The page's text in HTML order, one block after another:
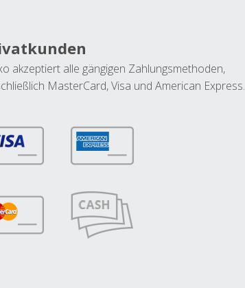
akzeptiert alle gängigen Zahlungsmethoden,
MasterCard, Visa und American Express.